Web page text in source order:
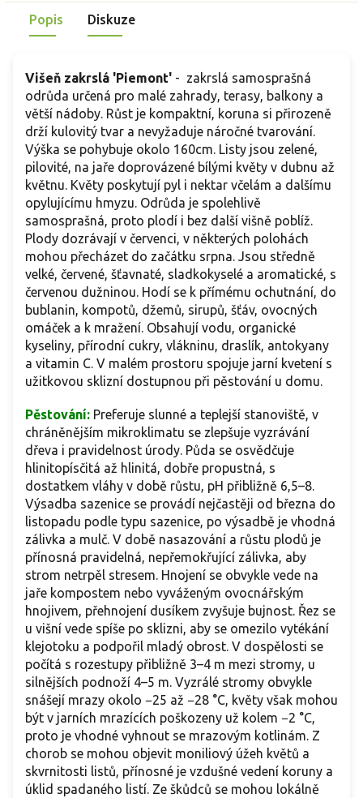
Popis Diskuze
Višeň zakrslá 'Piemont' - zakrslá samosprašná
odrůda určená pro malé zahrady, terasy, balkony a
větší nádoby. Růst je kompaktní, koruna si přirozeně
drží kulovitý tvar a nevyžaduje náročné tvarování.
Výška se pohybuje okolo 160cm. Listy jsou zelené,
pilovité, na jaře doprovázené bílými květy v dubnu až
květnu. Květy poskytují pyl i nektar včelám a dalšímu
opylujícímu hmyzu. Odrůda je spolehlivě
samosprašná, proto plodí i bez další višně poblíž.
Plody dozrávají v červenci, v některých polohách
mohou přecházet do začátku srpna. Jsou středně
velké, červené, šťavnaté, sladkokyselé a aromatické, s
červenou dužninou. Hodí se k přímému ochutnání, do
bublanin, kompotů, džemů, sirupů, šťáv, ovocných
omáček a k mražení. Obsahují vodu, organické
kyseliny, přírodní cukry, vlákninu, draslík, antokyany
a vitamin C. V malém prostoru spojuje jarní kvetení s
užitkovou sklizní dostupnou při pěstování u domu.
Pěstování: Preferuje slunné a teplejší stanoviště, v
chráněnějším mikroklimatu se zlepšuje vyzrávání
dřeva i pravidelnost úrody. Půda se osvědčuje
hlinitopísčitá až hlinitá, dobře propustná, s
dostatkem vláhy v době růstu, pH přibližně 6,5–8.
Výsadba sazenice se provádí nejčastěji od března do
listopadu podle typu sazenice, po výsadbě je vhodná
zálivka a mulč. V době nasazování a růstu plodů je
přínosná pravidelná, nepřemokřující zálivka, aby
strom netrpěl stresem. Hnojení se obvykle vede na
jaře kompostem nebo vyváženým ovocnářským
hnojivem, přehnojení dusíkem zvyšuje bujnost. Řez se
u višní vede spíše po sklizni, aby se omezilo vytékání
klejotoku a podpořil mladý obrost. V dospělosti se
počítá s rozestupy přibližně 3–4 m mezi stromy, u
silnějších podnoží 4–5 m. Vyzrálé stromy obvykle
snášejí mrazy okolo −25 až −28 °C, květy však mohou
být v jarních mrazících poškozeny už kolem −2 °C,
proto je vhodné vyhnout se mrazovým kotlinám. Z
chorob se mohou objevit moniliový úžeh květů a
skvrnitosti listů, přínosné je vzdušné vedení koruny a
úklid spadaného listí. Ze škůdců se mohou lokálně